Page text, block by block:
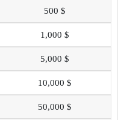
$ 500
$ 1,000
$ 5,000
$ 10,000
$ 50,000